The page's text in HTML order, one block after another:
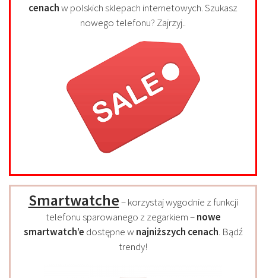
cenachw polskich sklepach internetowych. Szukasz
nowego telefonu? Zajrzyj..
Smartwatche– korzystaj wygodnie z funkcji
telefonu sparowanego z zegarkiem –nowe
smartwatch’e dostępne w najniższych cenach. Bądź
trendy!